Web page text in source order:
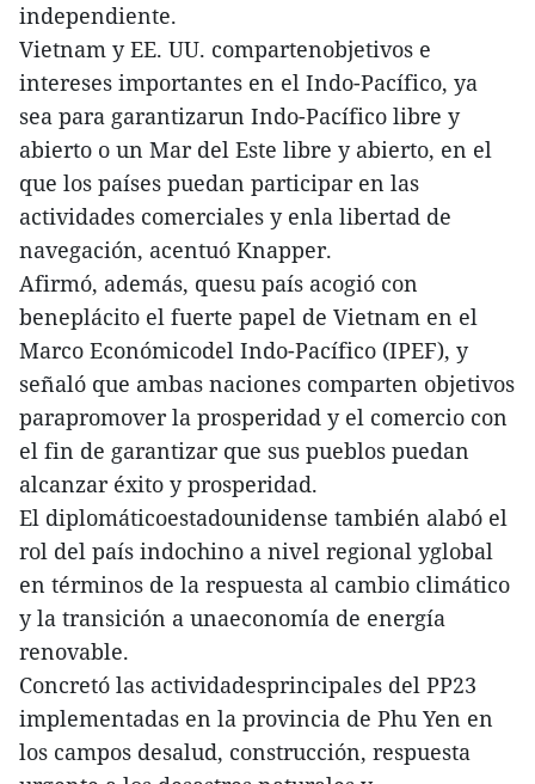
independiente.
Vietnam y EE. UU. compartenobjetivos e
intereses importantes en el Indo-Pacífico, ya
sea para garantizarun Indo-Pacífico libre y
abierto o un Mar del Este libre y abierto, en el
que los países puedan participar en las
actividades comerciales y enla libertad de
navegación, acentuó Knapper.
Afirmó, además, quesu país acogió con
beneplácito el fuerte papel de Vietnam en el
Marco Económicodel Indo-Pacífico (IPEF), y
señaló que ambas naciones comparten objetivos
parapromover la prosperidad y el comercio con
el fin de garantizar que sus pueblos puedan
alcanzar éxito y prosperidad.
El diplomáticoestadounidense también alabó el
rol del país indochino a nivel regional yglobal
en términos de la respuesta al cambio climático
y la transición a unaeconomía de energía
renovable.
Concretó las actividadesprincipales del PP23
implementadas en la provincia de Phu Yen en
los campos desalud, construcción, respuesta